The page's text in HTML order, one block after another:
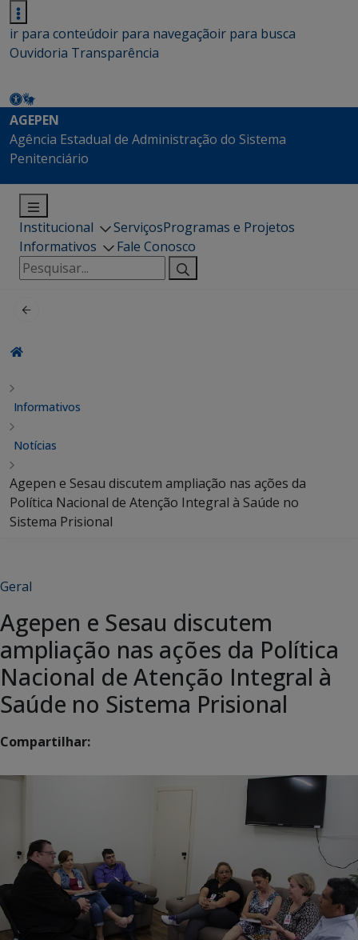
ir para conteúdoir para navegaçãoir para busca
Ouvidoria Transparência
AGEPEN
Agência Estadual de Administração do Sistema
Penitenciário
Institucional ServiçosProgramas e Projetos
Informativos
Fale Conosco
Pesquisar
por:
Informativos
Notícias
Agepen e Sesau discutem ampliação nas ações da
Política Nacional de Atenção Integral à Saúde no
Sistema Prisional
Geral
Agepen e Sesau discutem
ampliação nas ações da Política
Nacional de Atenção Integral à
Saúde no Sistema Prisional
Compartilhar: